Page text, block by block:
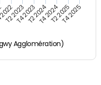
Agglomération)
T2 2023T4 2023T2 2024T4 2024T2 2025T4 2025